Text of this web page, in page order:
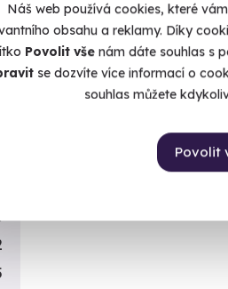
Náš web používá cookies, které
obsahu a reklamy. Díky
Povolit vše nám dáte souhlas s
se dozvíte více informací o
souhlas můžete
Povolit
1 999 Kč
Volný termín už 11. 08. 2026